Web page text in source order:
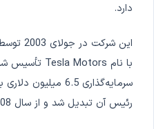
دارد.
این شرکت در جولای 2003 توسط
سرمایه‌گذاری 6.5
رئیس آن تبدیل شد و از سال 2008 مدیرعامل Tesla بوده است.